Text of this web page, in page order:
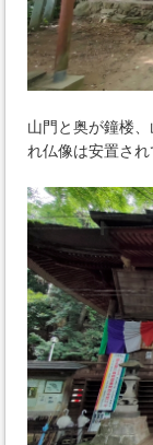
山門と奥が鐘楼
れ仏像は安置され